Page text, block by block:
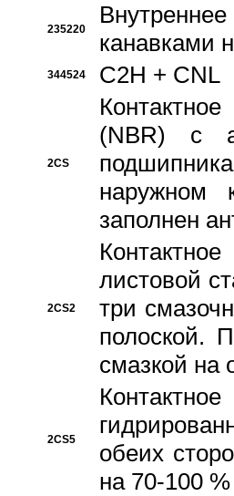
235220
канавками
344524 C2H + CNL
2CS
(NBR) с
наружном
заполнен
2CS2
листовой
три
полоской.
смазкой на
2CS5
обеих
на 70-100